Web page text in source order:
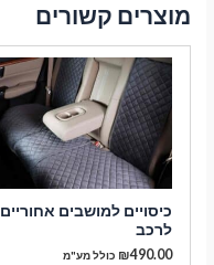
מוצרים קשורים
כיסויים למושבים אחוריים
לרכב
₪490.00 כולל מע"מ